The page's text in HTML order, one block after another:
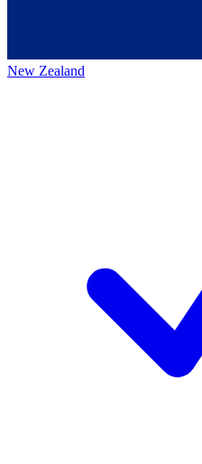
New Zealand